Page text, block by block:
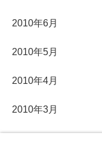
2010年6月
2010年5月
2010年4月
2010年3月